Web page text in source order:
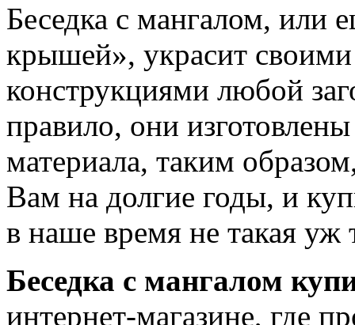
Беседка с мангалом, или
крышей», украсит
конструкциями любой
правило, они
материала, таким
Вам на долгие годы, и
в наше время не такая уж
Беседка с мангалом
интернет-магазине, где